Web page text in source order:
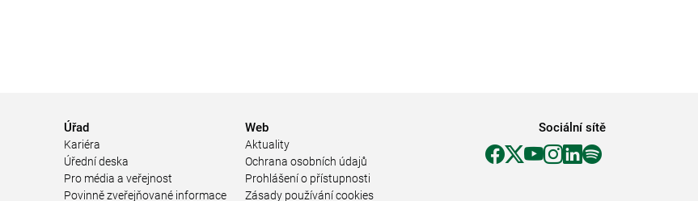
Úřad
Kariéra
Úřední deska
Pro média a veřejnost
Povinně zveřejňované informace
Web
Aktuality
Ochrana osobních údajů
Prohlášení o přístupnosti
Zásady používání cookies
Sociální sítě